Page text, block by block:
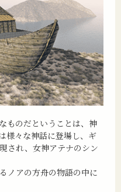
ものだということは、神
様々な神話に登場し、ギ
され、女神アテナのシン
ノアの方舟の物語の中に